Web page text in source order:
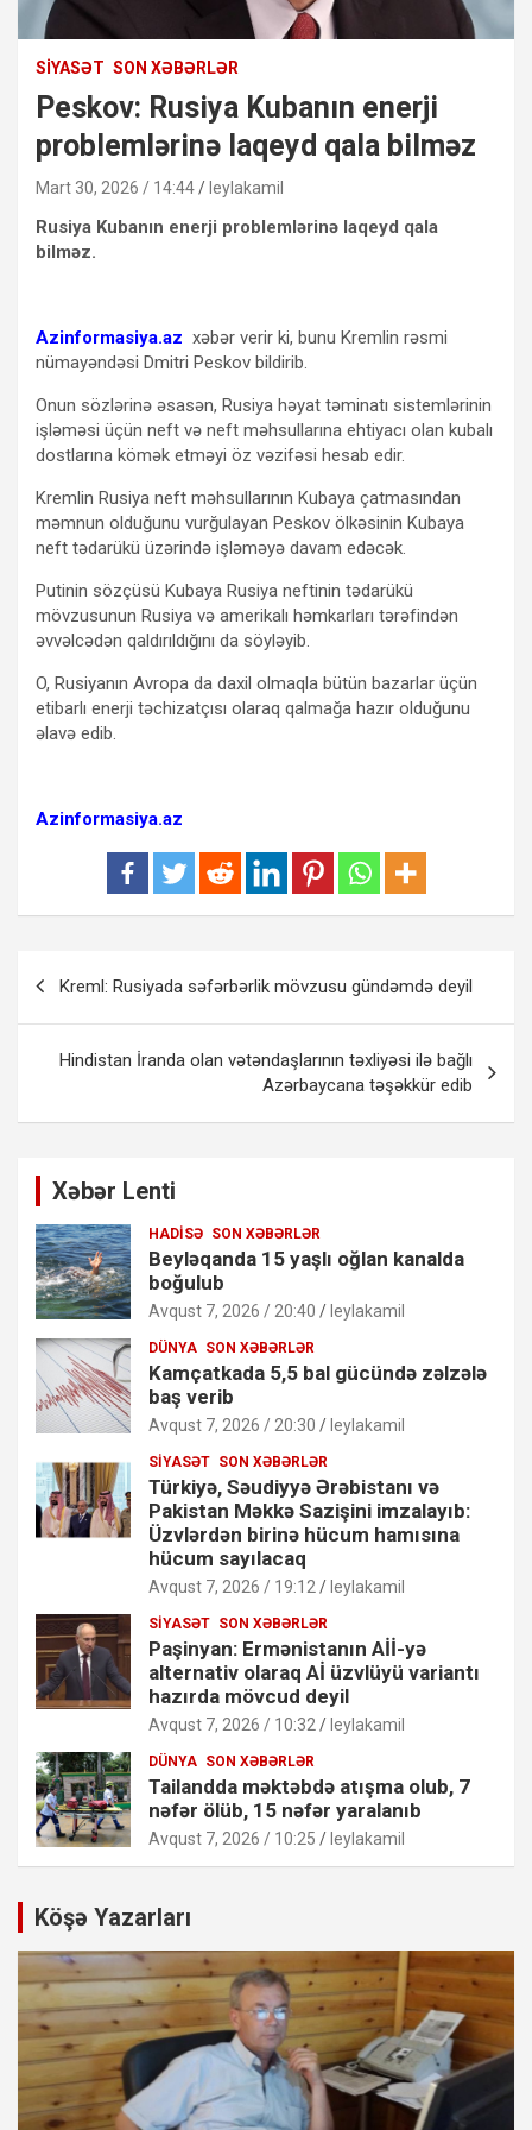
SIYASƏT SON XƏBƏRLƏR
Peskov: Rusiya Kubanın enerji
problemlərinə laqeyd qala bilməz
Mart 30, 2026 / 14:44 leylakamil
Rusiya Kubanın enerji problemlərinə laqeyd qala
bilməz.
Azinformasiya.az xəbər verir ki, bunu Kremlin rəsmi
nümayəndəsi Dmitri Peskov bildirib.
Onun sözlərinə əsasən, Rusiya həyat təminatı sistemlərinin
işləməsi üçün neft və neft məhsullarına ehtiyacı olan kubalı
dostlarına kömək etməyi öz vəzifəsi hesab edir.
Kremlin Rusiya neft məhsullarının Kubaya çatmasından
məmnun olduğunu vurğulayan Peskov ölkəsinin Kubaya
neft tədarükü üzərində işləməyə davam edəcək.
Putinin sözçüsü Kubaya Rusiya neftinin tədarükü
mövzusunun Rusiya və amerikalı həmkarları tərəfindən
əvvəlcədən qaldırıldığını da söyləyib.
O, Rusiyanın Avropa da daxil olmaqla bütün bazarlar üçün
etibarlı enerji təchizatçısı olaraq qalmağa hazır olduğunu
əlavə edib.
Azinformasiya.az
naviqasiyası
Kreml: Rusiyada səfərbərlik mövzusu gündəmdə deyil
Hindistan İranda olan vətəndaşlarının təxliyəsi ilə bağlı
Azərbaycana təşəkkür edib
Xəbər Lenti
HADISƏ SON XƏBƏRLƏR
Beyləqanda 15 yaşlı oğlan kanalda
boğulub
Avqust 7, 2026 / 20:40 leylakamil
DÜNYA SON XƏBƏRLƏR
Kamçatkada 5,5 bal gücündə zəlzələ
baş verib
Avqust 7, 2026 / 20:30 leylakamil
SIYASƏT SON XƏBƏRLƏR
Türkiyə, Səudiyyə Ərəbistanı və
Pakistan Məkkə Sazişini imzalayıb:
Üzvlərdən birinə hücum hamısına
hücum sayılacaq
Avqust 7, 2026 / 19:12 leylakamil
SIYASƏT SON XƏBƏRLƏR
Paşinyan: Ermənistanın Aİİ-yə
alternativ olaraq Aİ üzvlüyü variantı
hazırda mövcud deyil
Avqust 7, 2026 / 10:32 leylakamil
DÜNYA SON XƏBƏRLƏR
Tailandda məktəbdə atışma olub, 7
nəfər ölüb, 15 nəfər yaralanıb
Avqust 7, 2026 / 10:25 leylakamil
Köşə Yazarları